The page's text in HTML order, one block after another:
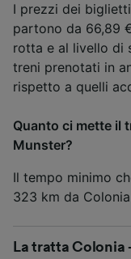
I prezzi dei
partono da 66,89
rotta e al livello di
treni prenotati in
rispetto a quelli
Quanto ci mette il
Munster?
Il tempo minimo
323 km da
La tratta Colonia